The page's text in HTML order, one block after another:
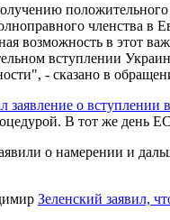
членства в
возможность в этот
вступлении
- сказано в
заявление о вступлении
В тот же день
о намерении и
Зеленский заявил,